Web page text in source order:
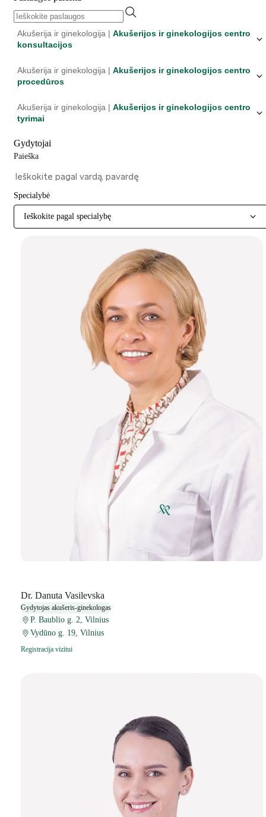
Akušerija ir ginekologija | Akušerijos ir ginekologijos centro
konsultacijos
Akušerija ir ginekologija | Akušerijos ir ginekologijos centro
procedūros
Akušerija ir ginekologija | Akušerijos ir ginekologijos centro
tyrimai
Gydytojai
Paieška
Specialybė
Ieškokite pagal specialybę
Dr. Danuta Vasilevska
Gydytojas akušeris-ginekologas
P. Baublio g. 2, Vilnius
Vydūno g. 19, Vilnius
Registracija vizitui